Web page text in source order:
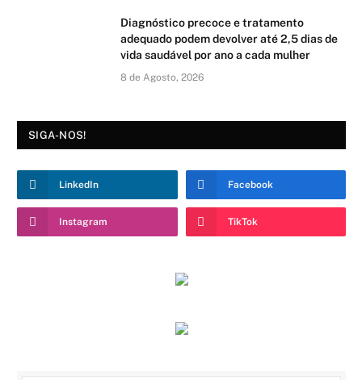
Diagnóstico precoce e tratamento
adequado podem devolver até 2,5 dias de
vida saudável por ano a cada mulher
8 de Agosto, 2026
SIGA-NOS!
LinkedIn Facebook
Instagram TikTok